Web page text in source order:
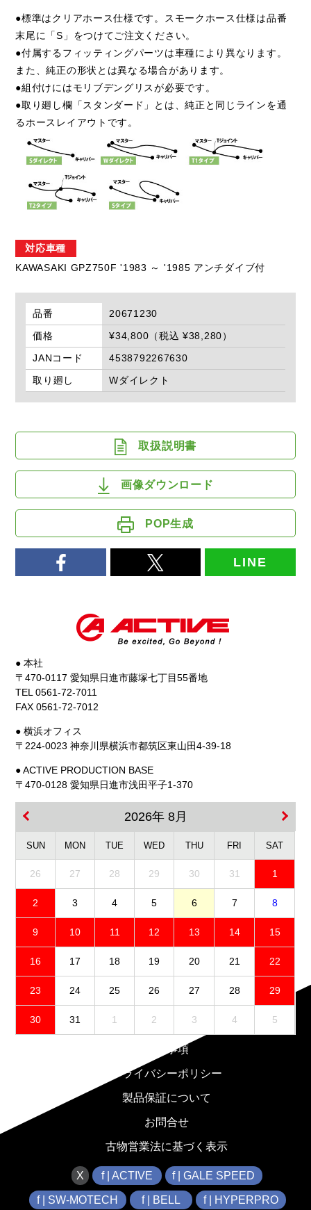
●標準はクリアホース仕様です。スモークホース仕様は品番
末尾に「S」をつけてご注文ください。
●付属するフィッティングパーツは車種により異なります。
また、純正の形状とは異なる場合があります。
●組付けにはモリブデングリスが必要です。
●取り廻し欄「スタンダード」とは、純正と同じラインを通
るホースレイアウトです。
対応車種
KAWASAKI GPZ750F '1983 ～ '1985 アンチダイブ付
品番
20671230
価格
¥34,800（税込 ¥38,280）
JANコード
4538792267630
取り廻し
Wダイレクト
取扱説明書
画像ダウンロード
POP生成
LINE
● 本社
〒470-0117 愛知県日進市藤塚七丁目55番地
TEL 0561-72-7011
FAX 0561-72-7012
● 横浜オフィス
〒224-0023 神奈川県横浜市都筑区東山田4-39-18
● ACTIVE PRODUCTION BASE
〒470-0128 愛知県日進市浅田平子1-370
2026年 8月
SUN MON TUE WED THU FRI SAT
26 27 28 29 30 31 1
2 3 4 5 6 7 8
9 10 11 12 13 14 15
16 17 18 19 20 21 22
23 24 25 26 27 28 29
30 31 1 2 3 4 5
免責事項
プライバシーポリシー
製品保証について
お問合せ
古物営業法に基づく表示
X f | ACTIVE f | GALE SPEED
f | SW-MOTECH f | BELL f | HYPERPRO